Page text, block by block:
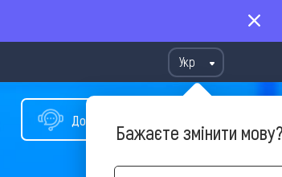
Укр
Бажаєте змінити
Допомога у виборі туру